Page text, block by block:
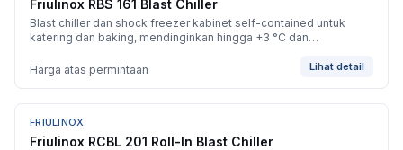
Friulinox RBS 161 Blast Chiller
Blast chiller dan shock freezer kabinet self-contained untuk
katering dan baking, mendinginkan hingga +3 °C dan
Harga atas permintaan
Lihat detail
BARU
FRIULINOX
Friulinox RCBL 201 Roll-In Blast Chiller